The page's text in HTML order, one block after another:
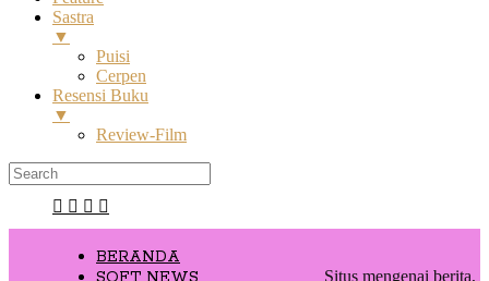
Sastra
▼
Puisi
Cerpen
Resensi Buku
▼
Review-Film
BERANDA
Situs mengenai berita,